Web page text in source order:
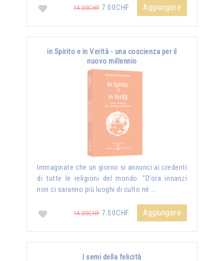
14.00CHF7.00CHF Aggiungere
in Spirito e in Verità - una coscienza per il
nuovo millennio
Immaginate che un giorno si annunci ai credenti
di tutte le religioni del mondo: "D’ora innanzi
non ci saranno più luoghi di culto né …
14.00CHF7.00CHF Aggiungere
I semi della felicità